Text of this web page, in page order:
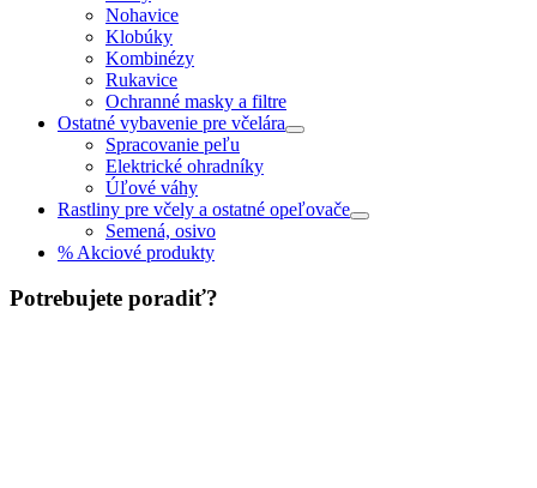
Nohavice
Klobúky
Kombinézy
Rukavice
Ochranné masky a filtre
Ostatné vybavenie pre včelára
Spracovanie peľu
Elektrické ohradníky
Úľové váhy
Rastliny pre včely a ostatné opeľovače
Semená, osivo
% Akciové produkty
Potrebujete poradiť?